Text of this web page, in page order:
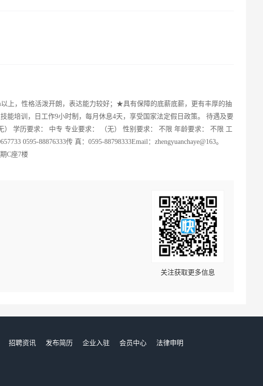
上，性格活泼开朗，表达能力较好；★具有保障的底薪底薪，更有丰厚的抽
培训，日工作9小时制，每月休息4天，享受国家法定假日政策。 待遇及要
） 学历要求： 中专 专业要求： （无） 性别要求： 不限 年龄要求： 不限 工
0595-88876333传 真：0595-88798333Email：zhengyuanchaye@163。
C座7楼
关注获取更多信息
招聘资讯 发布简历 企业入驻 会员中心
法律申明